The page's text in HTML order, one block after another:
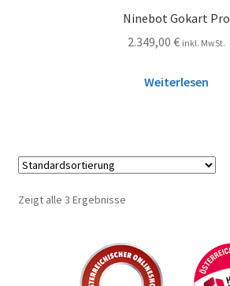
Ninebot Gokart Pro
2.349,00 € inkl. MwSt.
Weiterlesen
Zeigt alle 3 Ergebnisse